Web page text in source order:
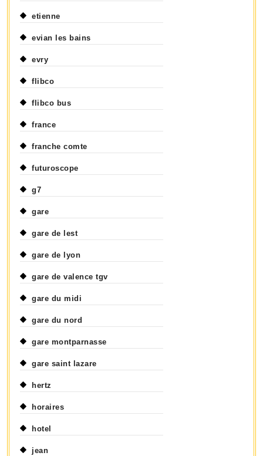
etienne
evian les bains
evry
flibco
flibco bus
france
franche comte
futuroscope
g7
gare
gare de lest
gare de lyon
gare de valence tgv
gare du midi
gare du nord
gare montparnasse
gare saint lazare
hertz
horaires
hotel
jean